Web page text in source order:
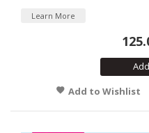
Learn More
Add to Wishlist